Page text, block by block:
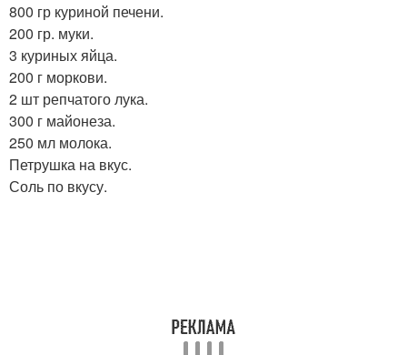
800 гр куриной печени.
200 гр. муки.
3 куриных яйца.
200 г моркови.
2 шт репчатого лука.
300 г майонеза.
250 мл молока.
Петрушка на вкус.
Соль по вкусу.